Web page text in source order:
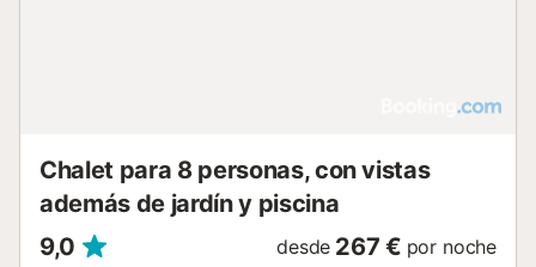
Chalet para 8 personas, con vistas
además de jardín y piscina
9,0
desde 267 € por noche